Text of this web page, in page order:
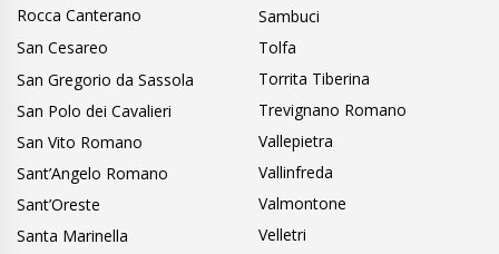
Rocca Canterano
Sambuci
San Cesareo
San Gregorio da Sassola
San Polo dei Cavalieri
San Vito Romano
Sant’Angelo Romano
Sant’Oreste
Santa Marinella
Tolfa
Torrita Tiberina
Trevignano Romano
Vallepietra
Vallinfreda
Valmontone
Velletri